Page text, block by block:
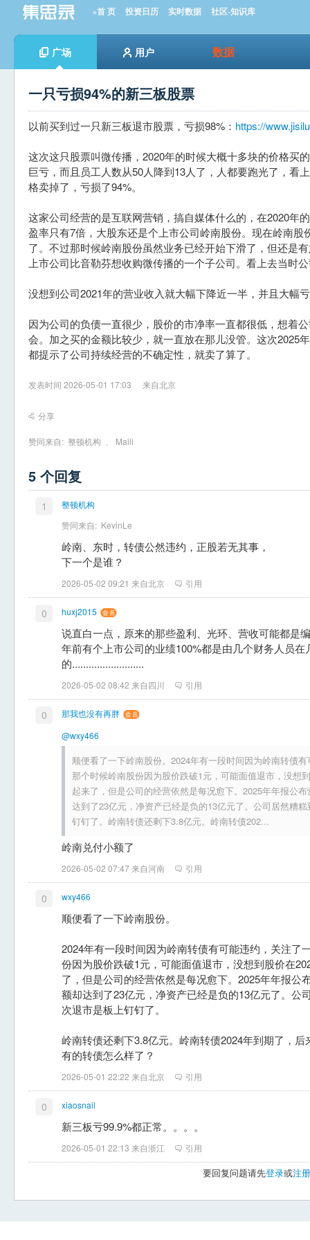
»首 页 投资日历 实时数据 社区-知识库
广场 用户 数据
一只亏损94%的新三板股票
以前买到过一只新三板退市股票，亏损98%： https://
这次这只股票叫微传播，2020年的时候大概十多块的价格买
巨亏，而且员工人数从50人降到13人了，人都要跑光了，看
格卖掉了，亏损了94%。
这家公司经营的是互联网营销，搞自媒体什么的，在2020年
盈率只有7倍，大股东还是个上市公司岭南股份。现在岭南
了。不过那时候岭南股份虽然业务已经开始下滑了，但还是
上市公司比音勒芬想收购微传播的一个子公司。看上去当时
没想到公司2021年的营业收入就大幅下降近一半，并且大幅
因为公司的负债一直很少，股价的市净率一直都很低，想着
会。加之买的金额比较少，就一直放在那儿没管。这次2025
都提示了公司持续经营的不确定性，就卖了算了。
发表时间 2026-05-01 17:03 来自北京
分享
赞同来自: 整顿机构 Maili
5 个回复
1
整顿机构
赞同来自: KevinLe
岭南、东时，转债公然违约，正股若无其事，
下一个是谁？
2026-05-02 09:21 来自北京 引用
0 huxj2015
说直白一点，原来的那些盈利、光环、营收可能都是
年前有个上市公司的业绩100%都是由几个财务人员
的..........................
2026-05-02 08:42 来自四川 引用
0
那我也没有再胖
@wxy466
顺便看了一下岭南股份。2024年有一段时间因为岭南转债
那个时候岭南股份因为股价跌破1元，可能面值退市，没想
起来了，但是公司的经营依然是每况愈下。2025年年报公
达到了23亿元，净资产已经是负的13亿元了。公司居然糟
钉钉了。岭南转债还剩下3.8亿元。岭南转债202...
岭南兑付小额了
2026-05-02 07:47 来自河南 引用
0 wxy466
顺便看了一下岭南股份。
2024年有一段时间因为岭南转债有可能违约，关注了
份因为股价跌破1元，可能面值退市，没想到股价在
了，但是公司的经营依然是每况愈下。2025年年报公
额却达到了23亿元，净资产已经是负的13亿元了。公
次退市是板上钉钉了。
岭南转债还剩下3.8亿元。岭南转债2024年到期了，
有的转债怎么样了？
2026-05-01 22:22 来自北京 引用
0 xiaosnail
新三板亏99.9%都正常。。。。
2026-05-01 22:13 来自浙江 引用
要回复问题请先登录或注册